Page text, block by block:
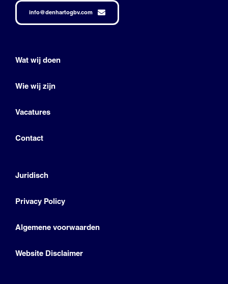
info@denhartogbv.com
Wat wij doen
Wie wij zijn
Vacatures
Contact
Juridisch
Privacy Policy
Algemene voorwaarden
Website Disclaimer